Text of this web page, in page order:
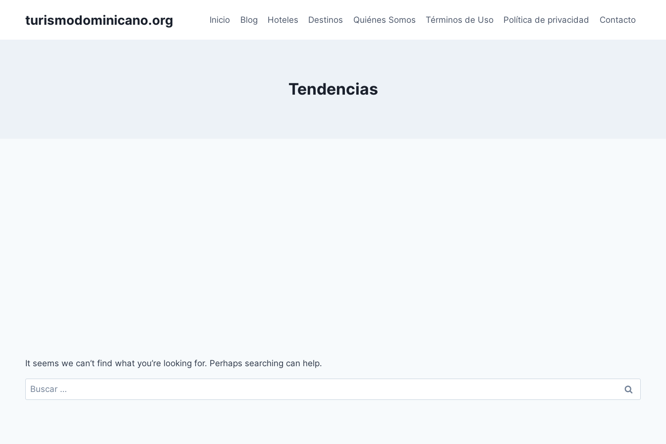
turismodominicano.org Inicio Blog Hoteles Destinos Quiénes Somos Términos de Uso Política de privacidad Contacto
Tendencias
It seems we can’t find what you’re looking for. Perhaps searching can help.
Buscar: